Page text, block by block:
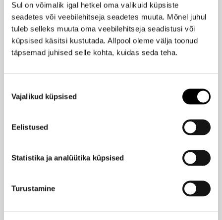
Sul on võimalik igal hetkel oma valikuid küpsiste
seadetes või veebilehitseja seadetes muuta. Mõnel juhul
tuleb selleks muuta oma veebilehitseja seadistusi või
küpsised käsitsi kustutada. Allpool oleme välja toonud
täpsemad juhised selle kohta, kuidas seda teha.
valik
Vajalikud küpsised
Eelistused
Statistika ja analüütika küpsised
Turustamine
MERCEDES-BENZ
Air EdP 60ml
75,95 €
Sea EdP 100ml